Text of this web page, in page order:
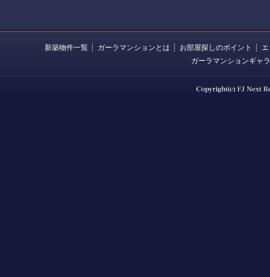
新築物件一覧 ガーラマンションとは お部屋探しのポイント
ガーラマンションギャ